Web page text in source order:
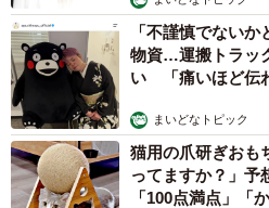
「不謹慎でない
物資…運搬トラッ
い 「痛いほど伝
まいどなトピック
猫用の爪研ぎお
ってますか？」
「100点満点」「